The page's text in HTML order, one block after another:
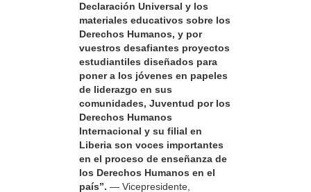
Declaración Universal y los
materiales educativos sobre los
Derechos Humanos, y por
vuestros desafiantes proyectos
estudiantiles diseñados para
poner a los jóvenes en papeles
de liderazgo en sus
comunidades, Juventud por los
Derechos Humanos
Internacional y su filial en
Liberia son voces importantes
en el proceso de enseñanza de
los Derechos Humanos en el
país”. — Vicepresidente,